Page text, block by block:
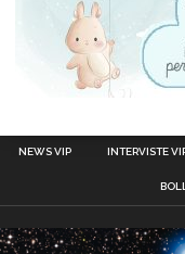
NEWS VIP INTERVISTE